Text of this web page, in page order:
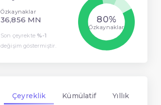
Özkaynaklar
36,856 MN
Son çeyrekte %-1
değişim göstermiştir.
Özkaynaklar
80%
Çeyreklik Kümülatif Yıllık